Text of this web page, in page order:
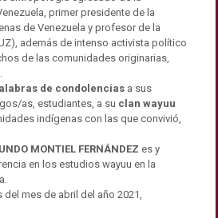
primer presidente de la
de Venezuela y profesor de la
además de intenso activista político
de las comunidades originarias,
de condolenciasa sus
as, estudiantes, a su clan wayuu
indígenas con las que convivió,
MONTIEL FERNÁNDEZ es y
en los estudios wayuu en la
mes de abril del año 2021,